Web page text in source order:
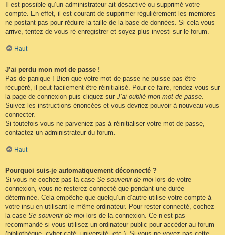
Il est possible qu’un administrateur ait désactivé ou supprimé votre
compte. En effet, il est courant de supprimer régulièrement les membres
ne postant pas pour réduire la taille de la base de données. Si cela vous
arrive, tentez de vous ré-enregistrer et soyez plus investi sur le forum.
Haut
J’ai perdu mon mot de passe !
Pas de panique ! Bien que votre mot de passe ne puisse pas être
récupéré, il peut facilement être réinitialisé. Pour ce faire, rendez vous sur
la page de connexion puis cliquez sur J’ai oublié mon mot de passe.
Suivez les instructions énoncées et vous devriez pouvoir à nouveau vous
connecter.
Si toutefois vous ne parveniez pas à réinitialiser votre mot de passe,
contactez un administrateur du forum.
Haut
Pourquoi suis-je automatiquement déconnecté ?
Si vous ne cochez pas la case Se souvenir de moi lors de votre
connexion, vous ne resterez connecté que pendant une durée
déterminée. Cela empêche que quelqu’un d’autre utilise votre compte à
votre insu en utilisant le même ordinateur. Pour rester connecté, cochez
la case Se souvenir de moi lors de la connexion. Ce n’est pas
recommandé si vous utilisez un ordinateur public pour accéder au forum